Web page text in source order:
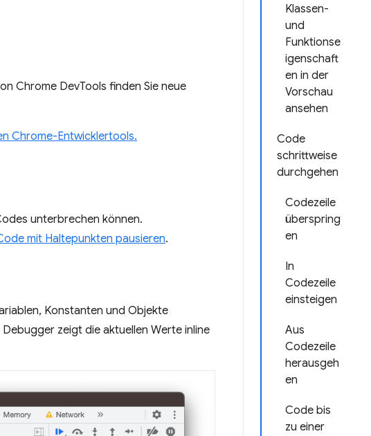
Klassen-
und
Funktionse
igenschaft
en in der
Vorschau
ansehen
Code
schrittweise
durchgehen
Codezeile
überspring
en
In
Codezeile
einsteigen
Aus
Codezeile
herausgeh
en
Code bis
zu einer
Chrome DevTools finden Sie neue
Chrome-Entwicklertools.
unterbrechen können.
mit Haltepunkten pausieren.
Konstanten und Objekte
zeigt die aktuellen Werte inline